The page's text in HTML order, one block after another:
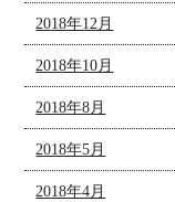
2018年12月
2018年10月
2018年8月
2018年5月
2018年4月